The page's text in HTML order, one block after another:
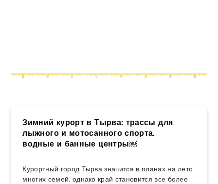
Зимний курорт в Тырва: трассы для
лыжного и мотосанного спорта,
водные и банные центры￼
Курортный город Тырва значится в планах на лето
многих семей, однако край становится все более